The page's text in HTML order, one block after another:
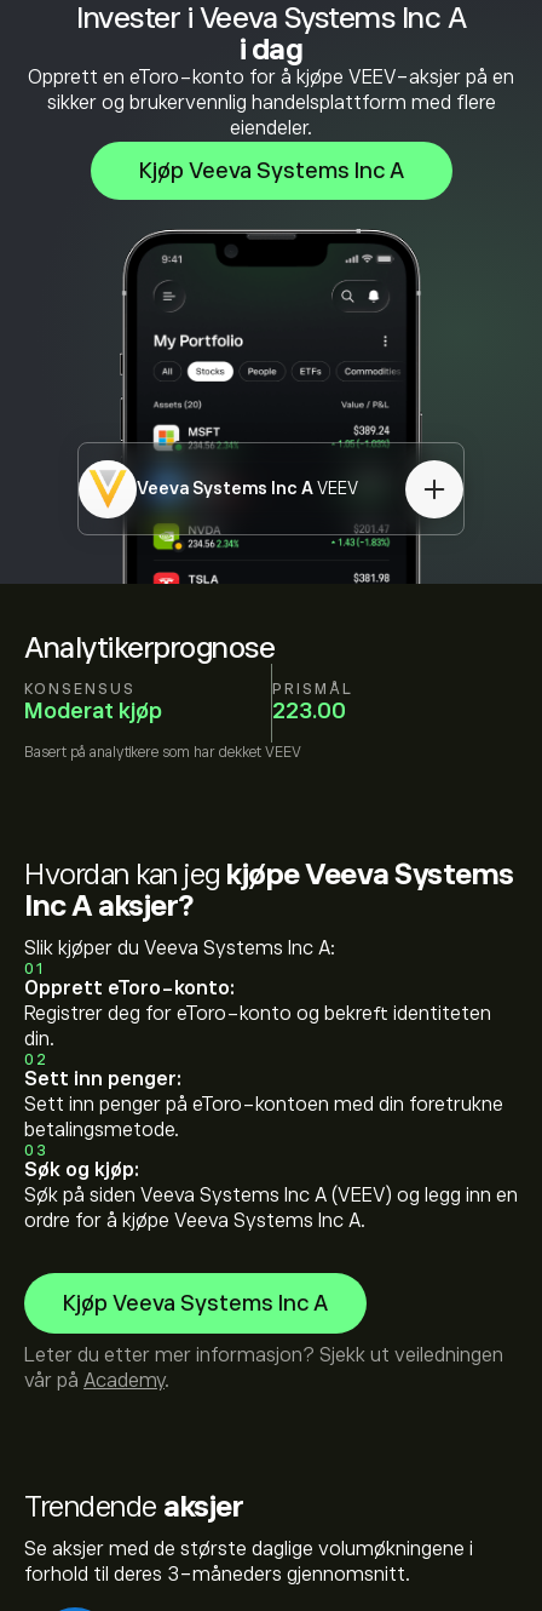
Analytikerprognose
KONSENSUS
Moderat kjøp
PRISMÅL
223.00
Basert på analytikere som har dekket VEEV
Invester i Veeva Systems Inc A
i dag
Opprett en eToro-konto for å kjøpe VEEV-aksjer på en
sikker og brukervennlig handelsplattform med flere
eiendeler.
Kjøp Veeva Systems Inc A
Veeva Systems Inc AVEEV
Trendende aksjer
Se aksjer med de største daglige volumøkningene i
forhold til deres 3-måneders gjennomsnitt.
Hvordan kan jeg kjøpe Veeva Systems
Inc A aksjer?
Slik kjøper du Veeva Systems Inc A:
01
Opprett eToro-konto:
Registrer deg for eToro-konto og bekreft identiteten
din.
02
Sett inn penger:
Sett inn penger på eToro-kontoen med din foretrukne
betalingsmetode.
03
Søk og kjøp:
Søk på siden Veeva Systems Inc A (VEEV) og legg inn en
ordre for å kjøpe Veeva Systems Inc A.
Kjøp Veeva Systems Inc A
Leter du etter mer informasjon? Sjekk ut veiledningen
vår på Academy.